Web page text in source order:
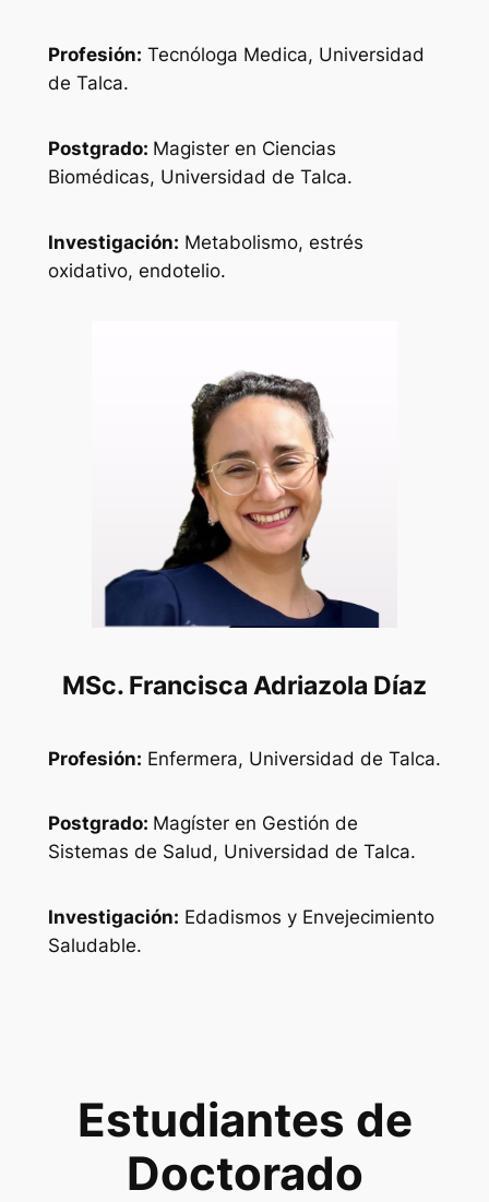
Profesión: Tecnóloga Medica, Universidad
de Talca.
Postgrado: Magister en Ciencias
Biomédicas, Universidad de Talca.
Investigación: Metabolismo, estrés
oxidativo, endotelio.
MSc. Francisca Adriazola Díaz
Profesión: Enfermera, Universidad de Talca.
Postgrado: Magíster en Gestión de
Sistemas de Salud, Universidad de Talca.
Investigación: Edadismos y Envejecimiento
Saludable.
Estudiantes de
Doctorado